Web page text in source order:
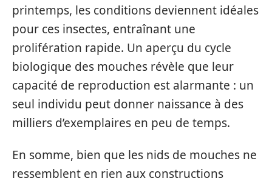
printemps, les conditions deviennent idéales
pour ces insectes, entraînant une
prolifération rapide. Un aperçu du cycle
biologique des mouches révèle que leur
capacité de reproduction est alarmante : un
seul individu peut donner naissance à des
milliers d’exemplaires en peu de temps.
En somme, bien que les nids de mouches ne
ressemblent en rien aux constructions